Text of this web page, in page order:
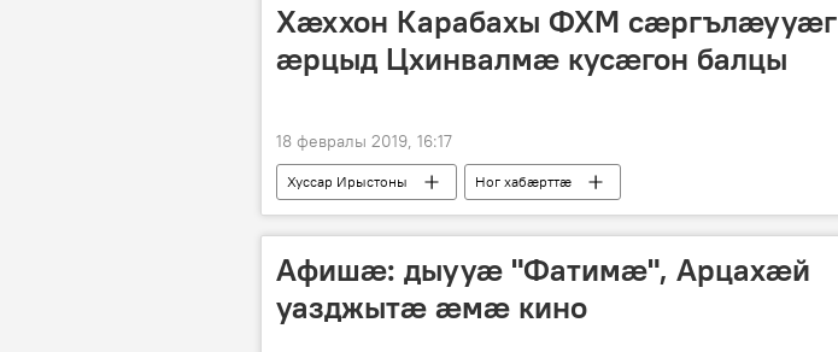
Хӕххон Карабахы ФХМ сӕргълӕууӕг
ӕрцыд Цхинвалмӕ кусӕгон балцы
18 февралы 2019, 16:17
Хуссар Ирыстоны Ног хабӕрттӕ
Афишæ: дыууӕ "Фатимӕ", Арцахӕй
уазджытӕ ӕмӕ кино